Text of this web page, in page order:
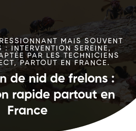
MAIS SOUVENT
: INTERVENTION SEREINE,
PAR LES TECHNICIENS
PARTOUT EN FRANCE.
de nid de frelons :
rapide partout en
France